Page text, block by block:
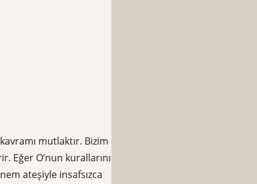
mutlaktır. Bizim
Eğer O’nun kurallarını
ateşiyle insafsızca